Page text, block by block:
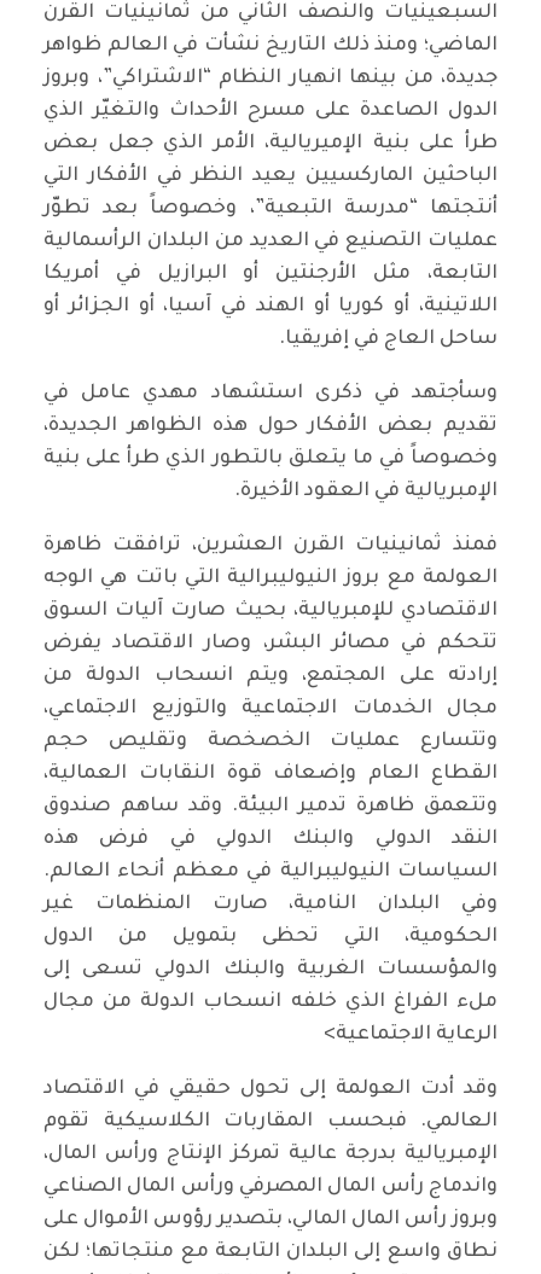
السبعينيات والنصف الثاني من ثمانينيات القرن
الماضي؛ ومنذ ذلك التاريخ نشأت في العالم ظواهر
جديدة، من بينها انهيار النظام “الاشتراكي”، وبروز
الدول الصاعدة على مسرح الأحداث والتغيّر الذي
طرأ على بنية الإميريالية، الأمر الذي جعل بعض
الباحثين الماركسيين يعيد النظر في الأفكار التي
أنتجتها “مدرسة التبعية”، وخصوصاً بعد تطوّر
عمليات التصنيع في العديد من البلدان الرأسمالية
التابعة، مثل الأرجنتين أو البرازيل في أمريكا
اللاتينية، أو كوريا أو الهند في آسيا، أو الجزائر أو
ساحل العاج في إفريقيا.
وسأجتهد في ذكرى استشهاد مهدي عامل في
تقديم بعض الأفكار حول هذه الظواهر الجديدة،
وخصوصاً في ما يتعلق بالتطور الذي طرأ على بنية
الإمبريالية في العقود الأخيرة.
فمنذ ثمانينيات القرن العشرين، ترافقت ظاهرة
العولمة مع بروز النيوليبرالية التي باتت هي الوجه
الاقتصادي للإمبريالية، بحيث صارت آليات السوق
تتحكم في مصائر البشر، وصار الاقتصاد يفرض
إرادته على المجتمع، ويتم انسحاب الدولة من
مجال الخدمات الاجتماعية والتوزيع الاجتماعي،
وتتسارع عمليات الخصخصة وتقليص حجم
القطاع العام وإضعاف قوة النقابات العمالية،
وتتعمق ظاهرة تدمير البيئة. وقد ساهم صندوق
النقد الدولي والبنك الدولي في فرض هذه
السياسات النيوليبرالية في معظم أنحاء العالم.
وفي البلدان النامية، صارت المنظمات غير
الحكومية، التي تحظى بتمويل من الدول
والمؤسسات الغربية والبنك الدولي تسعى إلى
ملء الفراغ الذي خلفه انسحاب الدولة من مجال
الرعاية الاجتماعية>
وقد أدت العولمة إلى تحول حقيقي في الاقتصاد
العالمي. فبحسب المقاربات الكلاسيكية تقوم
الإمبريالية بدرجة عالية تمركز الإنتاج ورأس المال،
واندماج رأس المال المصرفي ورأس المال الصناعي
وبروز رأس المال المالي، بتصدير رؤوس الأموال على
نطاق واسع إلى البلدان التابعة مع منتجاتها؛ لكن